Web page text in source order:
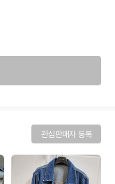
관심판매자 등록